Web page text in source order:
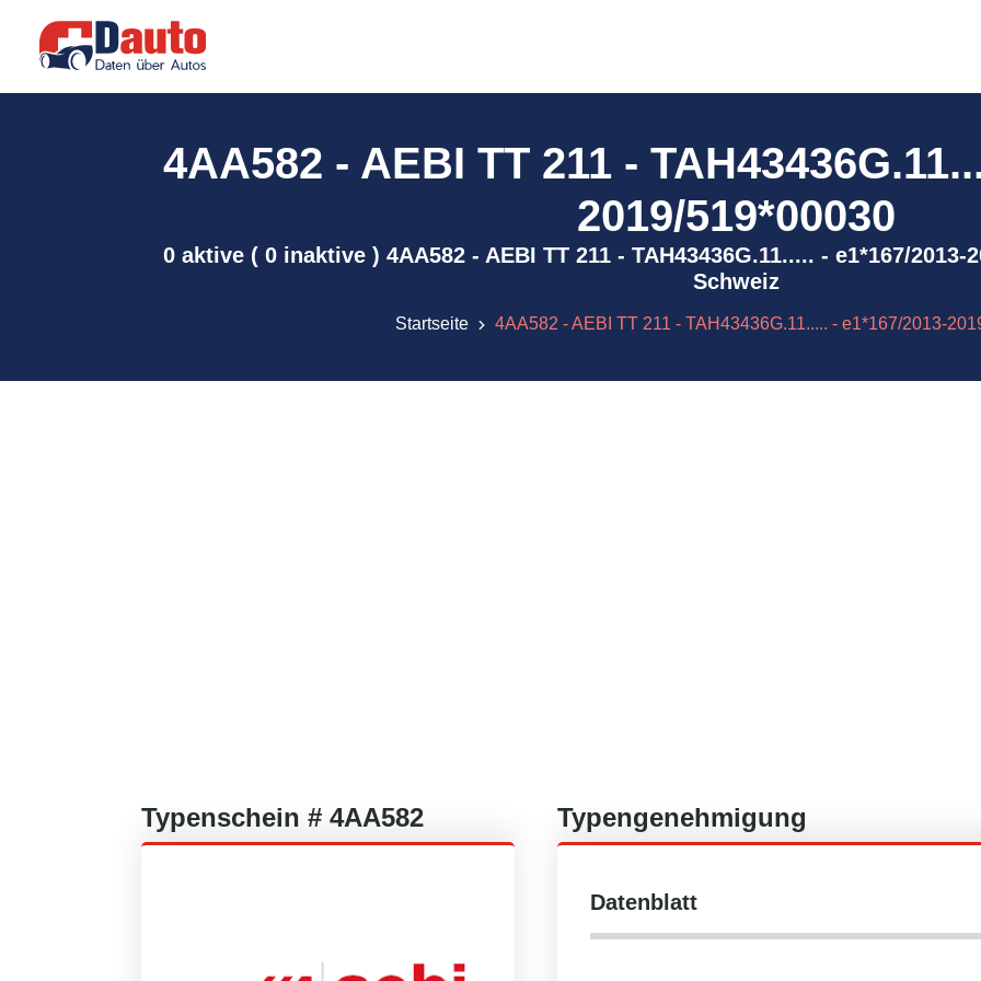
4AA582 - AEBI TT 211 -
2019/519*00030
0 aktive ( 0 inaktive ) 4AA582 - AEBI TT 211 - TAH43436G.11..... - e1*167/2013-
Schweiz
Startseite 4AA582 - AEBI TT 211 - TAH43436G.11..... - e1*167/2013-
Typenschein # 4AA582 Typengenehmigung
Datenblatt